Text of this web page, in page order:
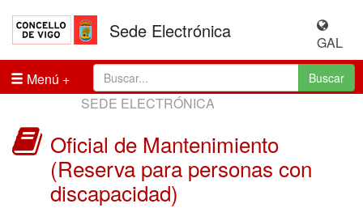
Sede Electrónica
GAL
Menú
Buscar
SEDE ELECTRÓNICA
Oficial de Mantenimiento
(Reserva para personas con
discapacidad)